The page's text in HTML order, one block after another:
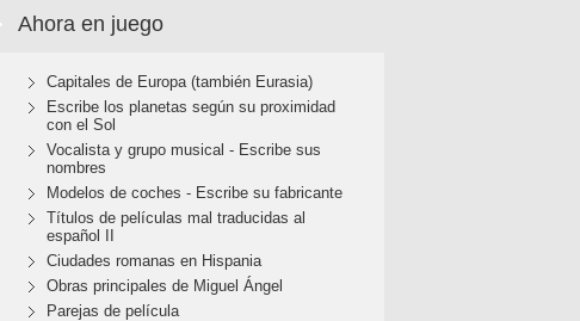
Ahora en juego
Capitales de Europa (también Eurasia)
Escribe los planetas según su proximidad
con el Sol
Vocalista y grupo musical - Escribe sus
nombres
Modelos de coches - Escribe su fabricante
Títulos de películas mal traducidas al
español II
Ciudades romanas en Hispania
Obras principales de Miguel Ángel
Parejas de película